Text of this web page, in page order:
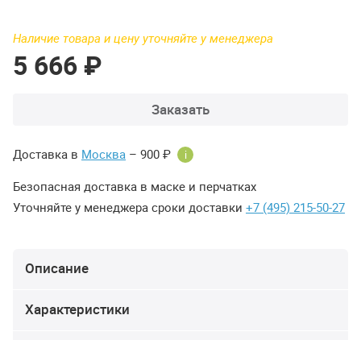
Наличие товара и цену уточняйте у менеджера
5 666 ₽
Заказать
Доставка в Москва – 900 ₽ i
Безопасная доставка в маске и перчатках
Уточняйте у менеджера сроки доставки +7 (495) 215-50-27
Описание
Характеристики